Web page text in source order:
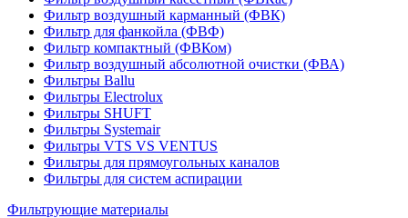
Фильтр воздушный карманный (ФВК)
Фильтр для фанкойла (ФВФ)
Фильтр компактный (ФВКом)
Фильтр воздушный абсолютной очистки (ФВА)
Фильтры Ballu
Фильтры Electrolux
Фильтры SHUFT
Фильтры Systemair
Фильтры VTS VS VENTUS
Фильтры для прямоугольных каналов
Фильтры для систем аспирации
Фильтрующие материалы